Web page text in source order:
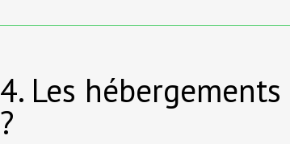
4. Les
?